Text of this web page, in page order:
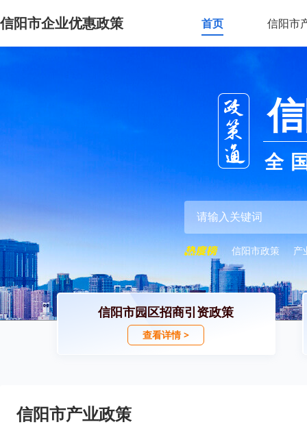
信阳市企业优惠政策 首页 信阳市
全
信阳市政策 产
信阳市园区招商引资政策
查看详情 >
信阳市产业政策